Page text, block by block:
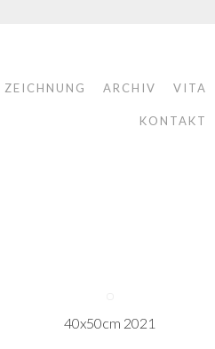
ZEICHNUNG ARCHIV VITA
KONTAKT
40x50cm 2021